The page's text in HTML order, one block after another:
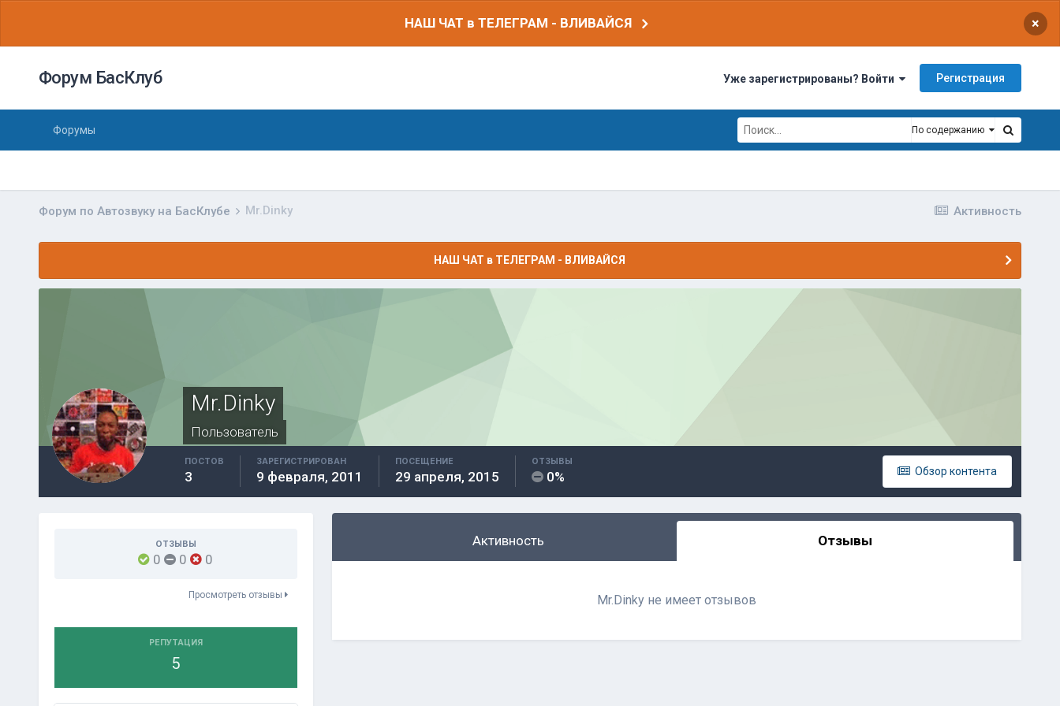
НАШ ЧАТ в ТЕЛЕГРАМ - ВЛИВАЙСЯ ×
Форум БасКлуб Уже зарегистрированы? Войти Регистрация
Форумы По содержанию
Активность
Форум по Автозвуку на БасКлубе Mr.Dinky
НАШ ЧАТ в ТЕЛЕГРАМ - ВЛИВАЙСЯ
Mr.Dinky
Пользователь
Обзор контента
ПОСТОВ
3
ЗАРЕГИСТРИРОВАН
9 февраля, 2011
ПОСЕЩЕНИЕ
29 апреля, 2015
ОТЗЫВЫ
0%
ОТЗЫВЫ
0 0 0
Просмотреть отзывы
РЕПУТАЦИЯ
5
Активность Отзывы
Mr.Dinky не имеет отзывов